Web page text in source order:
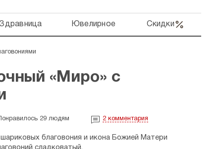
Ювелирное Скидки
«Миро» с
Понравилось 29 людям 2 комментария
благовония и икона Божией Матери
сладковатый.